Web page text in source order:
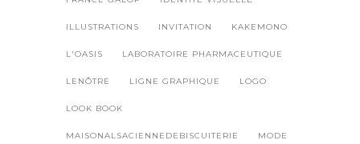
ILLUSTRATIONS INVITATION KAKEMONO
L'OASIS LABORATOIRE PHARMACEUTIQUE
LENÔTRE LIGNE GRAPHIQUE LOGO
LOOK BOOK
MAISONALSACIENNEDEBISCUITERIE MODE